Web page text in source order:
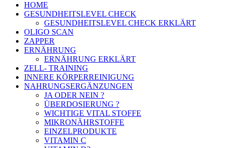
HOME
GESUNDHEITSLEVEL CHECK
GESUNDHEITSLEVEL CHECK ERKLÄRT
OLIGO SCAN
ZAPPER
ERNÄHRUNG
ERNÄHRUNG ERKLÄRT
ZELL- TRAINING
INNERE KÖRPERREINIGUNG
NAHRUNGSERGÄNZUNGEN
JA ODER NEIN ?
ÜBERDOSIERUNG ?
WICHTIGE VITAL STOFFE
MIKRONÄHRSTOFFE
EINZELPRODUKTE
VITAMIN C